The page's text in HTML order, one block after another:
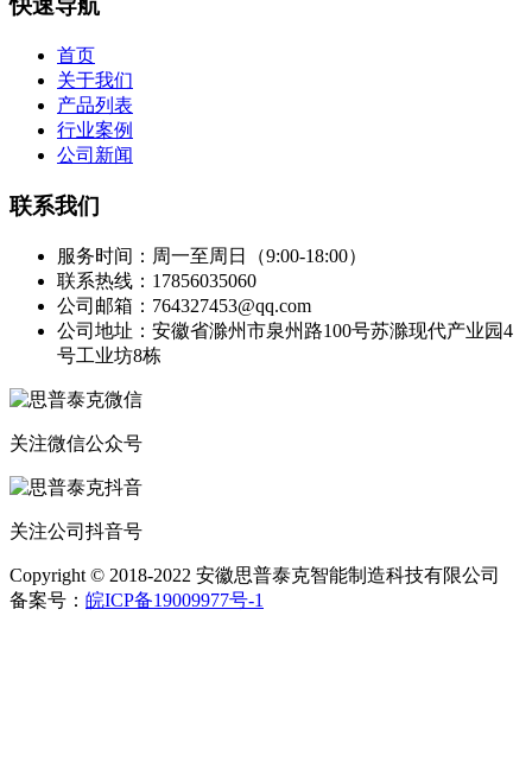
快速导航
首页
关于我们
产品列表
行业案例
公司新闻
联系我们
服务时间：周一至周日（9:00-18:00）
联系热线：17856035060
公司邮箱：764327453@qq.com
公司地址：安徽省滁州市泉州路100号苏滁现代产业园4
号工业坊8栋
关注微信公众号
关注公司抖音号
Copyright © 2018-2022 安徽思普泰克智能制造科技有限公司
备案号： 皖ICP备19009977号-1